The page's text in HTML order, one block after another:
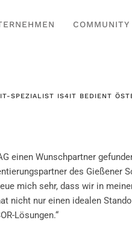
COMMUNITY
SPEZIALIST IS4IT BEDIENT
einen Wunschpartner
des Gießener
mich sehr, dass wir in
nicht nur einen idealen
Lösungen.“